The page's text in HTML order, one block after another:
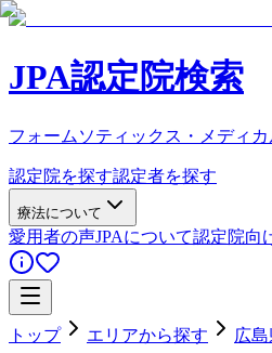
JPA認定院検索
フォームソティックス・メディ
認定院を探す認定者を探す
療法について
愛用者の声JPAについて認定院向
トップ エリアから探す 広島